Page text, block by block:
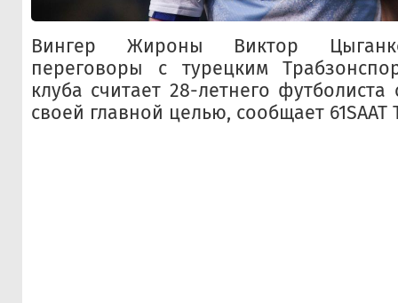
Вингер Жироны Виктор
переговоры с турецким
клуба считает 28-летнего
своей главной целью, сообщает 61SAAT